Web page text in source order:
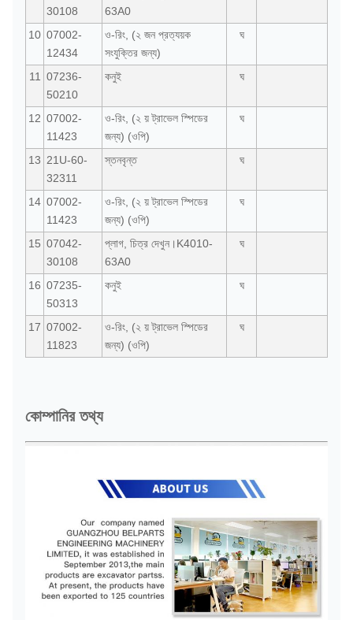
30108
63A0
10 07002-
12434
ও-রিং, (২ জন প্রত্যয়ক
সংযুক্তির জন্য)
ঘ
11
07236-
50210
কনুই ঘ
12 07002-
11423
ও-রিং, (২ য় ট্রাভেল স্পিডের
জন্য) (ওপি)
ঘ
13 21U-60-
32311
স্তনবৃন্ত ঘ
14 07002-
11423
ও-রিং, (২ য় ট্রাভেল স্পিডের
জন্য) (ওপি)
ঘ
15 07042-
30108
প্লাগ, চিত্র দেখুন।K4010-
63A0
ঘ
16 07235-
50313
কনুই ঘ
17 07002-
11823
ও-রিং, (২ য় ট্রাভেল স্পিডের
জন্য) (ওপি)
ঘ
কোম্পানির তথ্য